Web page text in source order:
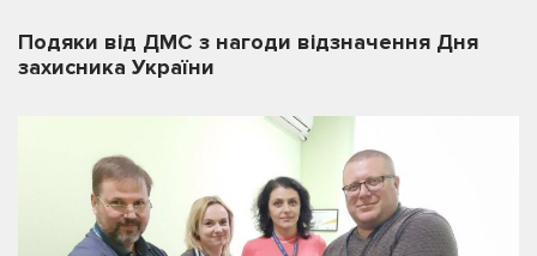
Подяки від ДМС з нагоди відзначення Дня
захисника України